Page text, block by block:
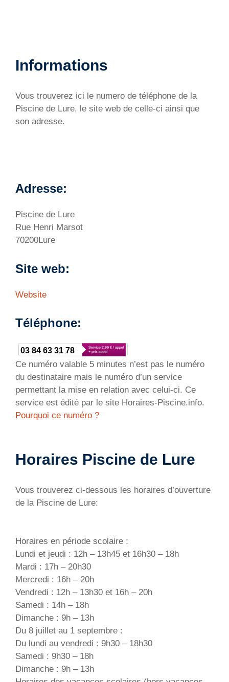
Informations
Vous trouverez ici le numero de téléphone de la
Piscine de Lure, le site web de celle-ci ainsi que
son adresse.
Adresse:
Piscine de Lure
Rue Henri Marsot
70200Lure
Site web:
Website
Téléphone:
03 84 63 31 78
Ce numéro valable 5 minutes n’est pas le numéro
du destinataire mais le numéro d’un service
permettant la mise en relation avec celui-ci. Ce
service est édité par le site Horaires-Piscine.info.
Pourquoi ce numéro ?
Horaires Piscine de Lure
Vous trouverez ci-dessous les horaires d’ouverture
de la Piscine de Lure:
Horaires en période scolaire :
Lundi et jeudi : 12h – 13h45 et 16h30 – 18h
Mardi : 17h – 20h30
Mercredi : 16h – 20h
Vendredi : 12h – 13h30 et 16h – 20h
Samedi : 14h – 18h
Dimanche : 9h – 13h
Du 8 juillet au 1 septembre :
Du lundi au vendredi : 9h30 – 18h30
Samedi : 9h30 – 18h
Dimanche : 9h – 13h